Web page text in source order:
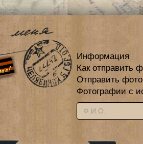
Информация
Как отправить
Отправить
Фотографии с